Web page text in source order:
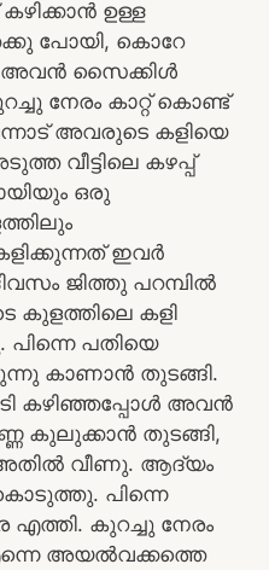
ഉള്ള
പോയി, കൊറേ
അവൻ സൈക്കിൾ
നേരം കാറ്റ് കൊണ്ട്
അവരുടെ കളിയെ
വീട്ടിലെ കഴപ്പ്
ഒരു
ഇവർ
ജിത്തു പറമ്പിൽ
കുളത്തിലെ കളി
പിന്നെ പതിയെ
കാണാൻ തുടങ്ങി.
കഴിഞ്ഞപ്പോൾ അവൻ
കുലുക്കാൻ തുടങ്ങി,
അതിൽ വീണു. ആദ്യം
പിന്നെ
എത്തി. കുറച്ചു നേരം
അയൽവക്കത്തെ